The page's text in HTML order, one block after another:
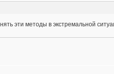
эти методы в экстремальной